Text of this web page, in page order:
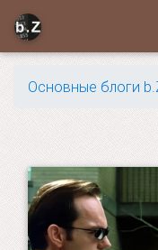
Основные блоги